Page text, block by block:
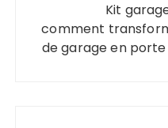
Kit
comment
de garage en